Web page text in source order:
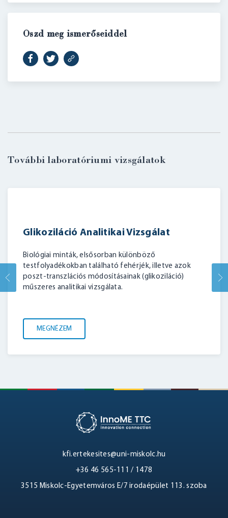
Oszd meg ismerőseiddel
További laboratóriumi vizsgálatok
Glikoziláció Analitikai Vizsgálat
Biológiai minták, elsősorban különböző
testfolyadékokban található fehérjék, illetve azok
poszt-transzlációs módosításainak (glikoziláció)
műszeres analitikai vizsgálata.
MEGNÉZEM
kfi.ertekesites@uni-miskolc.hu
+36 46 565-111 / 1478
3515 Miskolc-Egyetemváros E/7 irodaépület 113. szoba